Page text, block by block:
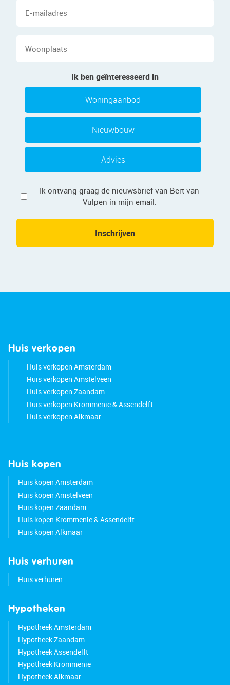
Ik ben geïnteresseerd in
Woningaanbod
Nieuwbouw
Advies
Privacy
Ik ontvang graag de nieuwsbrief van Bert van
Vulpen in mijn email.
Inschrijven
Huis verkopen
Huis verkopen Amsterdam
Huis verkopen Amstelveen
Huis verkopen Zaandam
Huis verkopen Krommenie & Assendelft
Huis verkopen Alkmaar
Huis kopen
Huis kopen Amsterdam
Huis kopen Amstelveen
Huis kopen Zaandam
Huis kopen Krommenie & Assendelft
Huis kopen Alkmaar
Huis verhuren
Huis verhuren
Hypotheken
Hypotheek Amsterdam
Hypotheek Zaandam
Hypotheek Assendelft
Hypotheek Krommenie
Hypotheek Alkmaar